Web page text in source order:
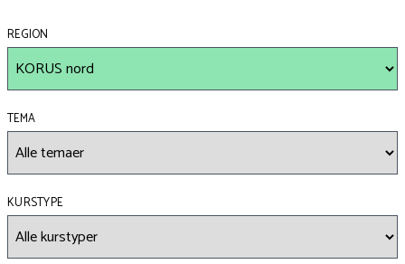
REGION
TEMA
KURSTYPE